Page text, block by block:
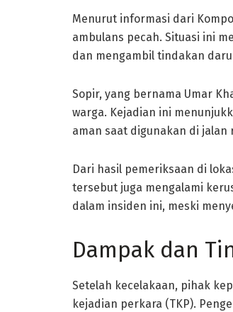
Menurut informasi dari
ambulans pecah. Situasi ini
dan mengambil tindakan
Sopir, yang bernama Umar
warga. Kejadian ini
aman saat digunakan di jalan
Dari hasil pemeriksaan di
tersebut juga mengalami
dalam insiden ini, meski
Dampak dan
Setelah kecelakaan, pihak
kejadian perkara (TKP).